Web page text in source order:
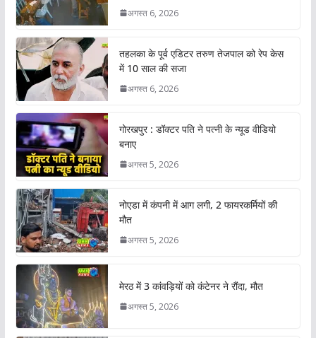
अगस्त 6, 2026
तहलका के पूर्व एडिटर तरुण तेजपाल को रेप केस
में 10 साल की सजा
अगस्त 6, 2026
गोरखपुर : डॉक्टर पति ने पत्नी के न्यूड वीडियो
बनाए
अगस्त 5, 2026
नोएडा में कंपनी में आग लगी, 2 फायरकर्मियों की
मौत
अगस्त 5, 2026
मेरठ में 3 कांवड़ियों को कंटेनर ने रौंदा, मौत
अगस्त 5, 2026